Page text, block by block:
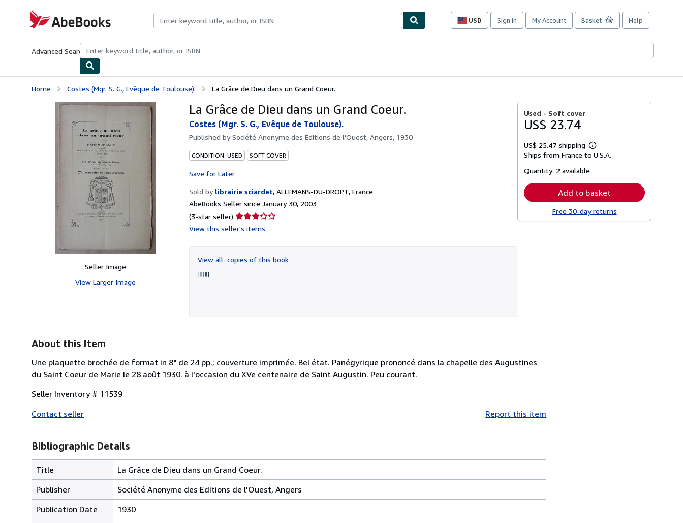
AbeBooks.com
USD
Site
preferences
Sign in My Account Basket Help
Advanced Search Browse CollectionsRare BooksArt & Collectibles
Home Costes (Mgr. S. G., Evêque de Toulouse). La Grâce de Dieu dans un Grand Coeur.
Seller Image
View Larger Image
La Grâce de Dieu dans un Grand Coeur.
Costes (Mgr. S. G., Evêque de Toulouse).
Published bySociété Anonyme des Editions de l'Ouest, Angers, 1930
CONDITION: USED SOFT COVER
Save for Later
Sold by librairie sciardet, ALLEMANS-DU-DROPT, France
AbeBooks Seller since January 30, 2003
(3-star seller) Seller
rating
of
5
View this seller's items
View all copies of this book
Used - Soft cover
US$ 23.74
US$ 25.47 shipping
Learn
more
Ships from France to U.S.A.
Quantity: 2 available
Add to basket
Free 30-day returns
About this Item
Une plaquette brochée de format in 8° de 24 pp.; couverture imprimée. Bel état. Panégyrique prononcé dans la chapelle des Augustines
du Saint Coeur de Marie le 28 août 1930. à l'occasion du XVe centenaire de Saint Augustin. Peu courant.
Seller Inventory # 11539
Contact seller
Report this item
Bibliographic Details
Title
La Grâce de Dieu dans un Grand Coeur.
Publisher
Société Anonyme des Editions de l'Ouest, Angers
Publication Date
1930